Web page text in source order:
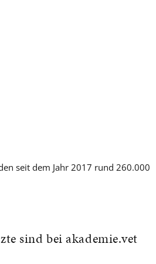
seit dem Jahr 2017 rund 260.000
sind bei akademie.vet